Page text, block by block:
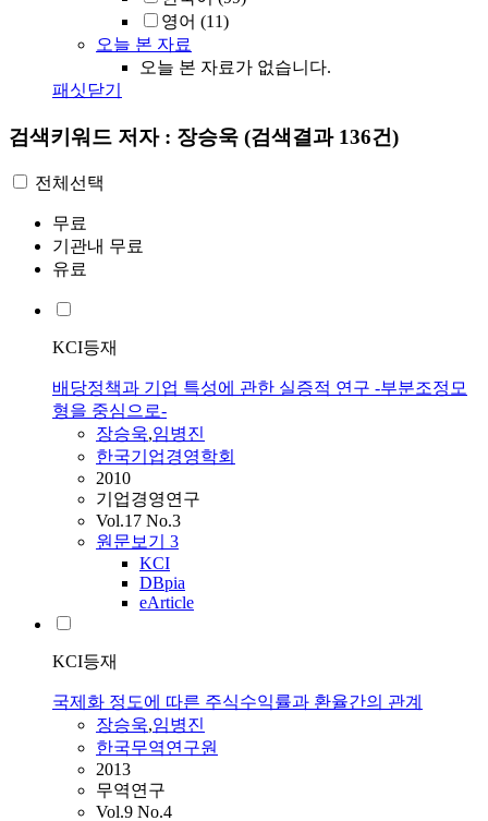
영어 (11)
오늘 본 자료
오늘 본 자료가 없습니다.
패싯닫기
검색키워드 저자 : 장승욱 (검색결과 136건)
전체선택
무료
기관내 무료
유료
KCI등재
배당정책과 기업 특성에 관한 실증적 연구 -부분조정모
형을 중심으로-
장승욱,임병진
한국기업경영학회
2010
기업경영연구
Vol.17 No.3
원문보기 3
KCI
DBpia
eArticle
KCI등재
국제화 정도에 따른 주식수익률과 환율간의 관계
장승욱,임병진
한국무역연구원
2013
무역연구
Vol.9 No.4